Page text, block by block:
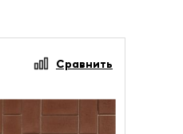
Сравнить